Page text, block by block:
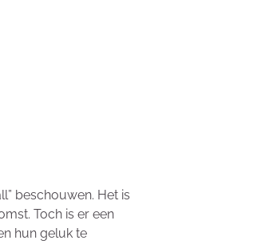
beschouwen. Het is
Toch is er een
hun geluk te